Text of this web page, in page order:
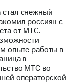
снежный
россиян с
от МТС.
опыте работы в
в
МТС во
операторской